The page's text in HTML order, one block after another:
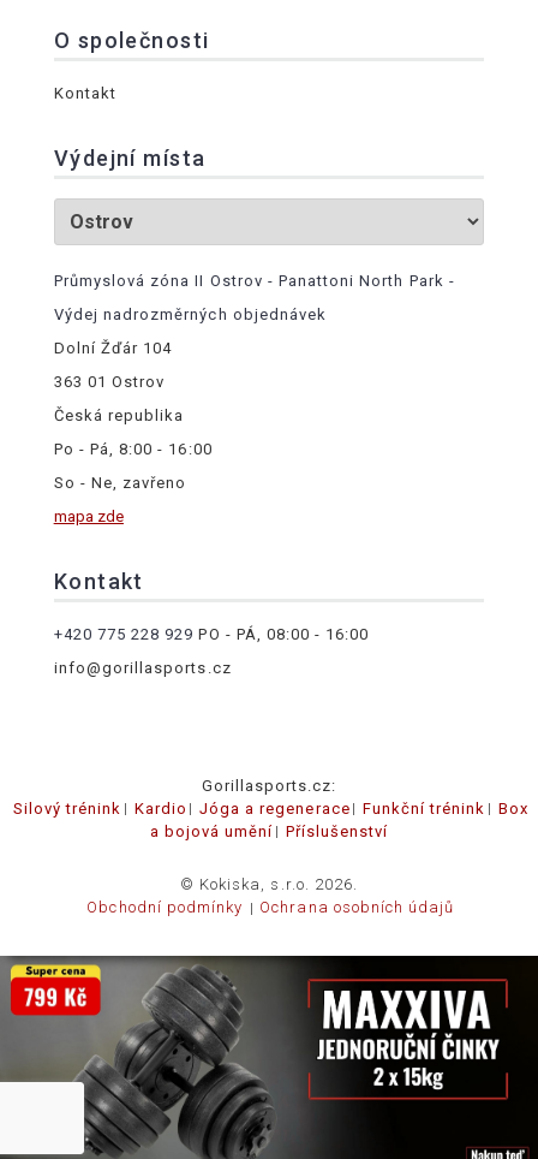
O společnosti
Kontakt
Výdejní místa
Průmyslová zóna II Ostrov - Panattoni North Park -
Výdej nadrozměrných objednávek
Dolní Žďár 104
363 01 Ostrov
Česká republika
Po - Pá, 8:00 - 16:00
So - Ne, zavřeno
mapa zde
Kontakt
+420 775 228 929 PO - PÁ, 08:00 - 16:00
info@gorillasports.cz
Gorillasports.cz:
Silový trénink
Kardio Jóga a regenerace Funkční trénink
Box
a bojová umění
Příslušenství
© Kokiska, s.r.o. 2026.
Obchodní podmínky
Ochrana osobních údajů